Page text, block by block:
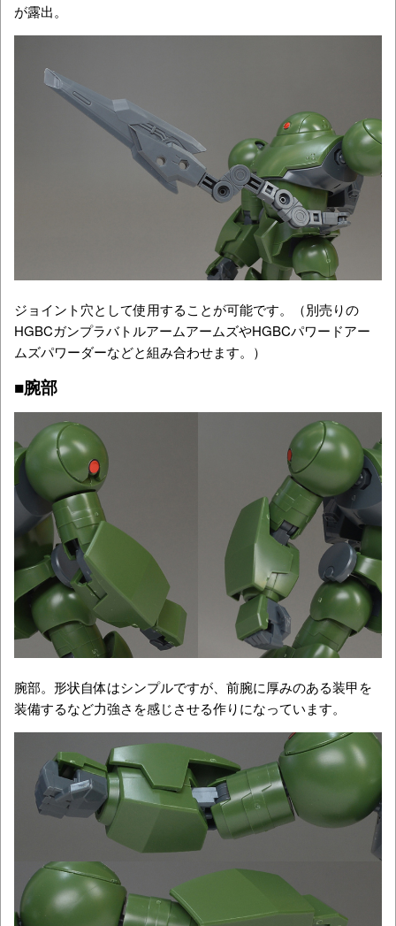
が露出。
ジョイント穴として使用することが可能です。（別売りの
HGBCガンプラバトルアームアームズやHGBCパワードアー
ムズパワーダーなどと組み合わせます。）
■腕部
腕部。形状自体はシンプルですが、前腕に厚みのある装甲を
装備するなど力強さを感じさせる作りになっています。